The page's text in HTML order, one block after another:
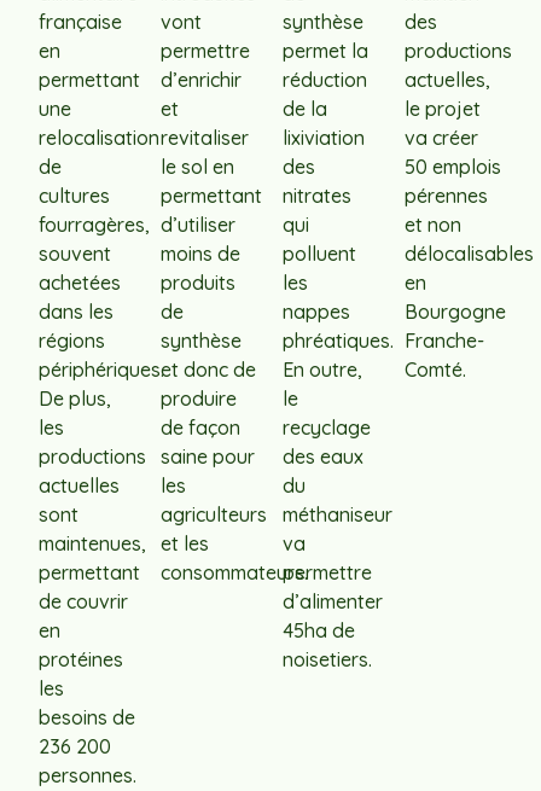
française
en
permettant
une
relocalisation
de
cultures
fourragères,
souvent
achetées
dans les
régions
périphériques.
De plus,
les
productions
actuelles
sont
maintenues,
permettant
de couvrir
en
protéines
les
besoins de
236 200
personnes.
vont
permettre
d’enrichir
et
revitaliser
le sol en
permettant
d’utiliser
moins de
produits
de
synthèse
et donc de
produire
de façon
saine pour
les
agriculteurs
et les
consommateurs.
synthèse
permet la
réduction
de la
lixiviation
des
nitrates
qui
polluent
les
nappes
phréatiques.
En outre,
le
recyclage
des eaux
du
méthaniseur
va
permettre
d’alimenter
45ha de
noisetiers.
des
productions
actuelles,
le projet
va créer
50 emplois
pérennes
et non
délocalisables
en
Bourgogne
Franche-
Comté.